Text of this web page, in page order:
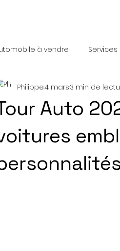
à vendre Services
Auto
Philippe4 mars3 min de